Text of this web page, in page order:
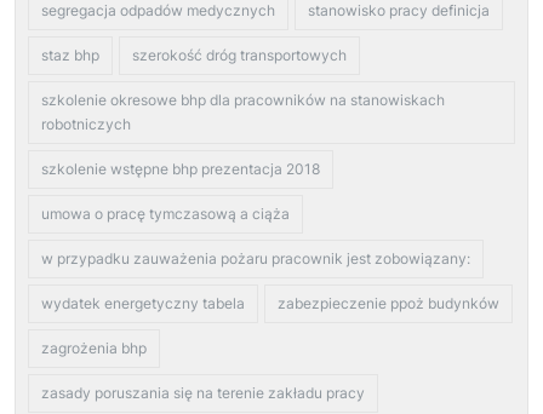
segregacja odpadów medycznych stanowisko pracy definicja
staz bhp szerokość dróg transportowych
szkolenie okresowe bhp dla pracowników na stanowiskach
robotniczych
szkolenie wstępne bhp prezentacja 2018
umowa o pracę tymczasową a ciąża
w przypadku zauważenia pożaru pracownik jest zobowiązany:
wydatek energetyczny tabela zabezpieczenie ppoż budynków
zagrożenia bhp
zasady poruszania się na terenie zakładu pracy